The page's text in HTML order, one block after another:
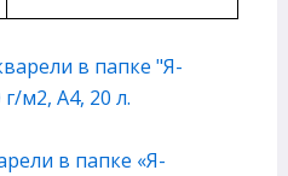
в папке «Я-